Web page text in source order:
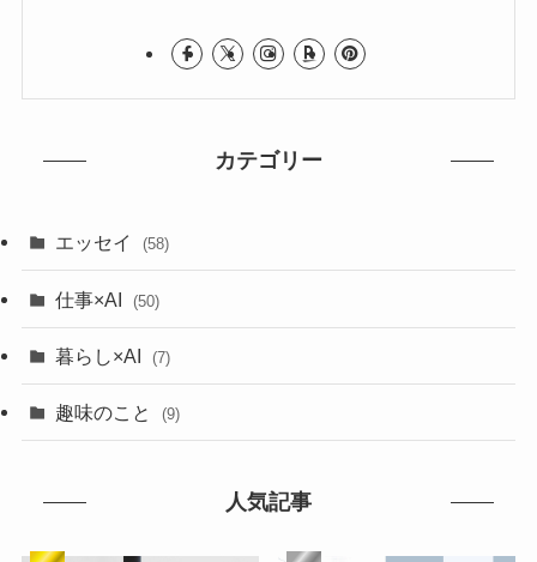
カテゴリー
エッセイ (58)
仕事×AI (50)
暮らし×AI (7)
趣味のこと (9)
人気記事